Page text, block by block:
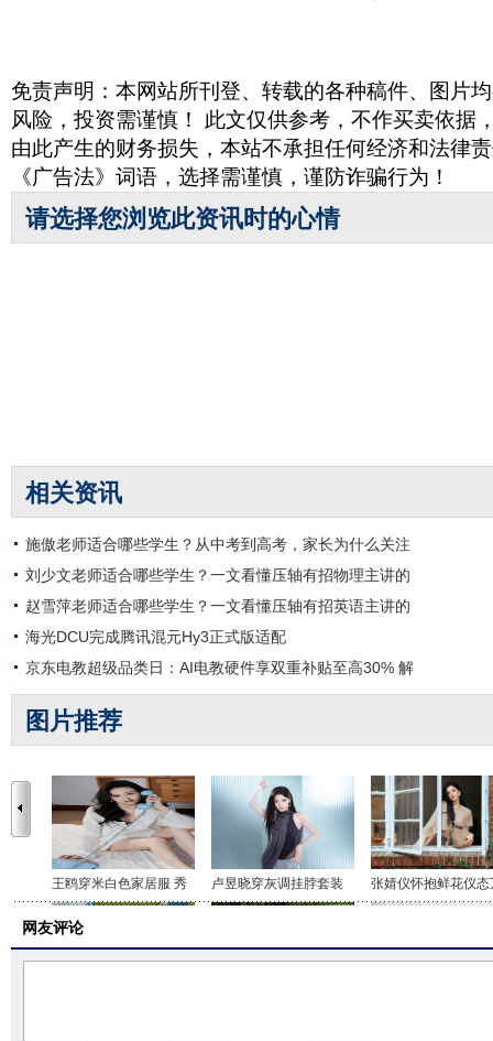
免责声明：本网站所刊登、转载的各种稿件、图片
风险，投资需谨慎！ 此文仅供参考，不作买卖依据
由此产生的财务损失，本站不承担任何经济和法律
《广告法》词语，选择需谨慎，谨防诈骗行为！
请选择您浏览此资讯时的心情
相关资讯
施傲老师适合哪些学生？从中考到高考，家长为什么关注
刘少文老师适合哪些学生？一文看懂压轴有招物理主讲的
赵雪萍老师适合哪些学生？一文看懂压轴有招英语主讲的
海光DCU完成腾讯混元Hy3正式版适配
京东电教超级品类日：AI电教硬件享双重补贴至高30% 解
图片推荐
王鸥穿米白色家居服 秀 卢昱晓穿灰调挂脖套装 张婧仪怀抱鲜花仪态
网友评论